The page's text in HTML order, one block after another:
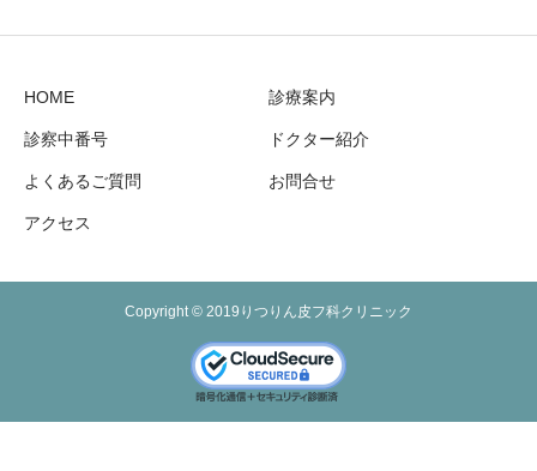
HOME 診療案内
診察中番号 ドクター紹介
よくあるご質問 お問合せ
アクセス
Copyright © 2019りつりん皮フ科クリニック